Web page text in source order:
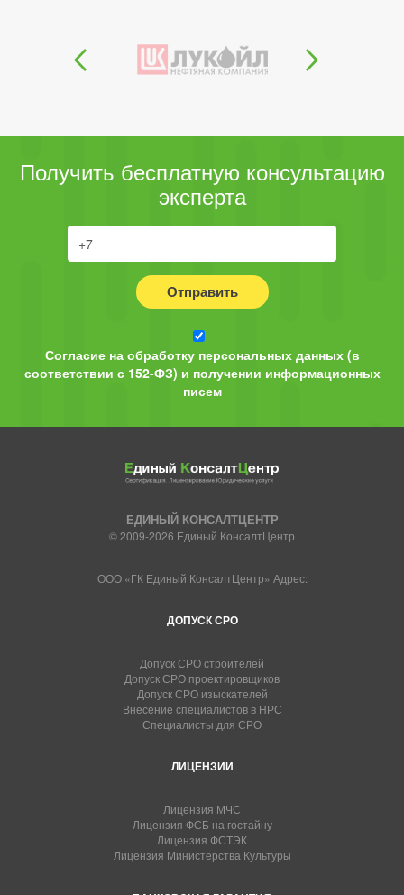
Получить бесплатную консультацию
эксперта
Отправить
Согласие на обработку персональных данных (в
соответствии с 152-ФЗ) и получении информационных
писем
ЕДИНЫЙ КОНСАЛТЦЕНТР
© 2009-2026 Единый КонсалтЦентр
ООО «ГК Единый КонсалтЦентр» Адрес:
ДОПУСК СРО
Допуск СРО строителей
Допуск СРО проектировщиков
Допуск СРО изыскателей
Внесение специалистов в НРС
Специалисты для СРО
ЛИЦЕНЗИИ
Лицензия МЧС
Лицензия ФСБ на гостайну
Лицензия ФСТЭК
Лицензия Министерства Культуры